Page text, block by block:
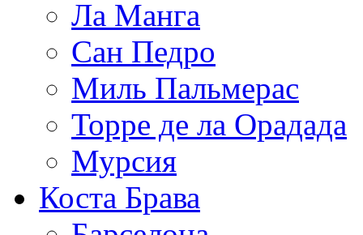
Ла Манга
Сан Педро
Миль Пальмерас
Торре де ла Орадада
Мурсия
Коста Брава